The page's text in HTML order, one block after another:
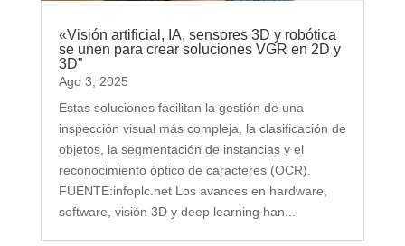
«Visión artificial, IA, sensores 3D y robótica
se unen para crear soluciones VGR en 2D y
3D”
Ago 3, 2025
Estas soluciones facilitan la gestión de una
inspección visual más compleja, la clasificación de
objetos, la segmentación de instancias y el
reconocimiento óptico de caracteres (OCR).
FUENTE:infoplc.net Los avances en hardware,
software, visión 3D y deep learning han...